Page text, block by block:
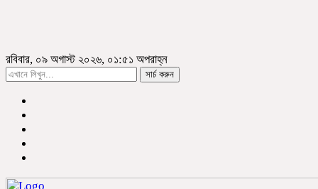
রবিবার, ০৯ অগাস্ট ২০২৬, ০১:৫১ অপরাহ্ন
সার্চ করুন